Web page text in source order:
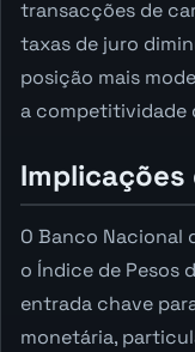
transacções de
taxas de juro
posição mais
a competitividade
O Banco Nacional
o Índice de Pesos
entrada chave
monetária,